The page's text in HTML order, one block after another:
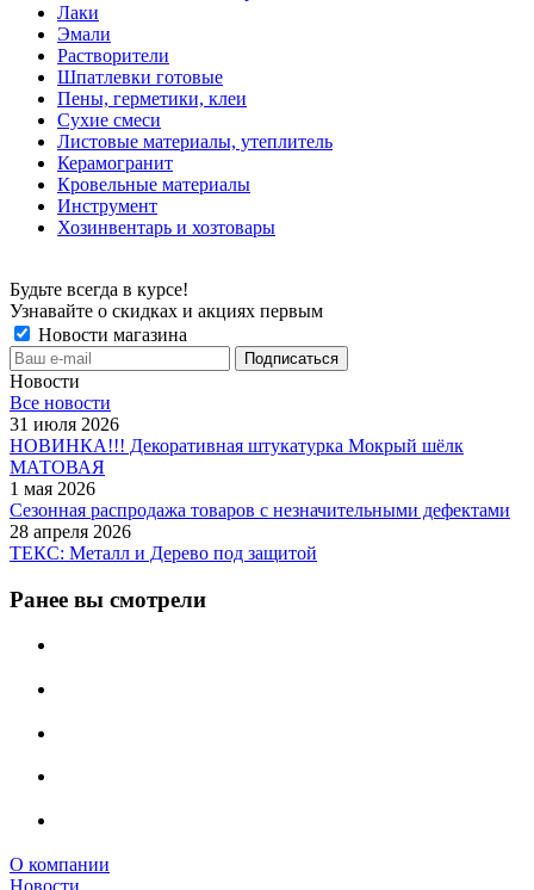
Лаки
Эмали
Растворители
Шпатлевки готовые
Пены, герметики, клеи
Сухие смеси
Листовые материалы, утеплитель
Керамогранит
Кровельные материалы
Инструмент
Хозинвентарь и хозтовары
Будьте всегда в курсе!
Узнавайте о скидках и акциях первым
Новости магазина
Новости
Все новости
31 июля 2026
НОВИНКА!!! Декоративная штукатурка Мокрый шёлк
МАТОВАЯ
1 мая 2026
Сезонная распродажа товаров с незначительными дефектами
28 апреля 2026
ТЕКС: Металл и Дерево под защитой
Ранее вы смотрели
О компании
Новости